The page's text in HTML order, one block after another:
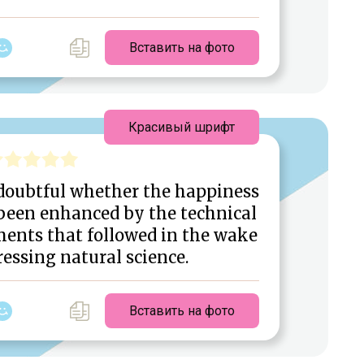
Вставить на фото
whether the happiness
enhanced by the technical
that followed in the wake
natural science.
Вставить на фото
Красивый шрифт